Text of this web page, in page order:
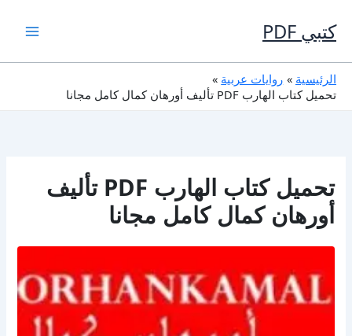
إلى
المحتوى
كتبي PDF
الرئيسية
روايات عربية
تحميل كتاب الهارب PDF تأليف أورهان كمال كامل مجانا
تحميل كتاب الهارب PDF تأليف
أورهان كمال كامل مجانا